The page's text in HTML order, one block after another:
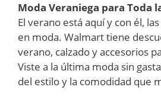
Moda Veraniega para Toda
El verano está aquí y con él,
en moda. Walmart tiene
verano, calzado y accesorios
Viste a la última moda sin
del estilo y la comodidad que